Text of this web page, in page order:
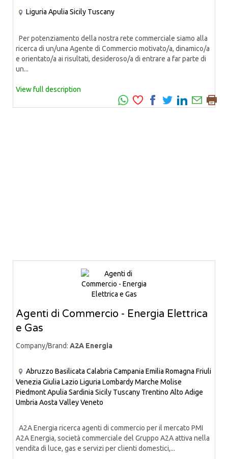
Liguria Apulia Sicily Tuscany
Per potenziamento della nostra rete commerciale siamo alla
ricerca di un/una Agente di Commercio motivato/a, dinamico/a
e orientato/a ai risultati, desideroso/a di entrare a far parte di
un...
View full description
Agenti di Commercio - Energia Elettrica
e Gas
Company/Brand: A2A Energia
Abruzzo Basilicata Calabria Campania Emilia Romagna Friuli
Venezia Giulia Lazio Liguria LombardyMarche Molise
PiedmontApulia Sardinia Sicily Tuscany Trentino Alto Adige
Umbria Aosta ValleyVeneto
A2A Energia ricerca agenti di commercio per il mercato PMI
A2A Energia, società commerciale del Gruppo A2A attiva nella
vendita di luce, gas e servizi per clienti domestici,...